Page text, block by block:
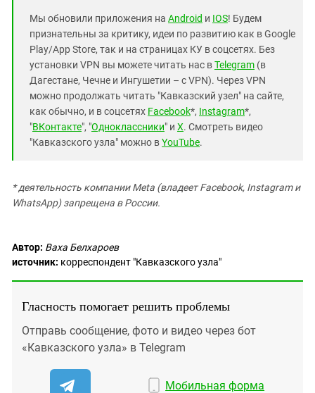
Мы обновили приложения на Android и IOS! Будем
признательны за критику, идеи по развитию как в Google
Play/App Store, так и на страницах КУ в соцсетях. Без
установки VPN вы можете читать нас вTelegram (в
Дагестане, Чечне и Ингушетии – с VPN). Через VPN
можно продолжать читать "Кавказский узел" на сайте,
как обычно, и в соцсетях Facebook*, Instagram*,
"ВКонтакте", "Одноклассники" и X. Смотреть видео
"Кавказского узла" можно вYouTube.
* деятельность компании Meta (владеет Facebook, Instagram и
WhatsApp) запрещена в России.
Автор: Ваха Белхароев
источник: корреспондент "Кавказского узла"
Гласность помогает решить проблемы
Отправь сообщение, фото и видео через бот
«Кавказского узла» в Telegram
Мобильная форма